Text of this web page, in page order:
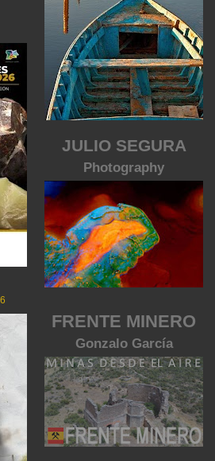
JULIO SEGURA
Photography
FRENTE MINERO
Gonzalo García